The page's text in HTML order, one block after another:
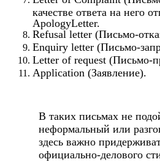
качестве ответа на него
ApologyLetter.
Refusal letter (Письмо-
Enquiry letter (Письмо-
Letter of request (Письмо-
Application (Заявление).
В таких письмах не
неформальный или
здесь важно
официально-делового